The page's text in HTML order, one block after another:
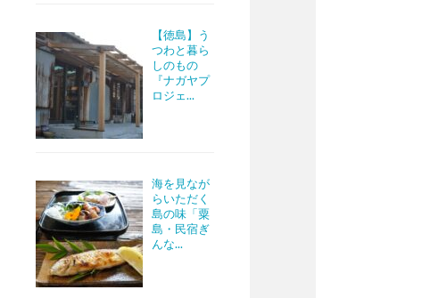
【徳島】う
つわと暮ら
しのもの
『ナガヤプ
ロジェ...
海を見なが
らいただく
島の味「粟
島・民宿ぎ
んな...